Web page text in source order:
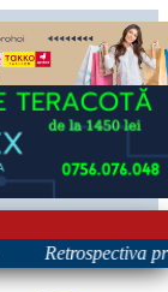
Retrospectiva